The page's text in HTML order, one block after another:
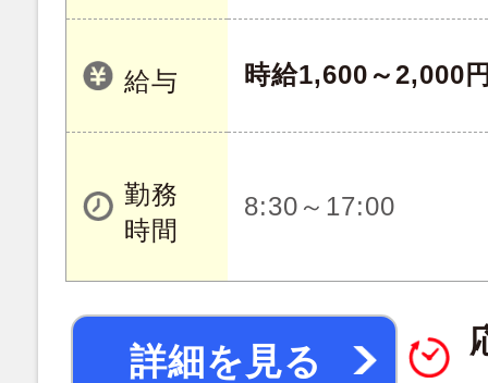
給与 時給1,600～2,000
勤務
時間
8:30～17:00
詳細を見る